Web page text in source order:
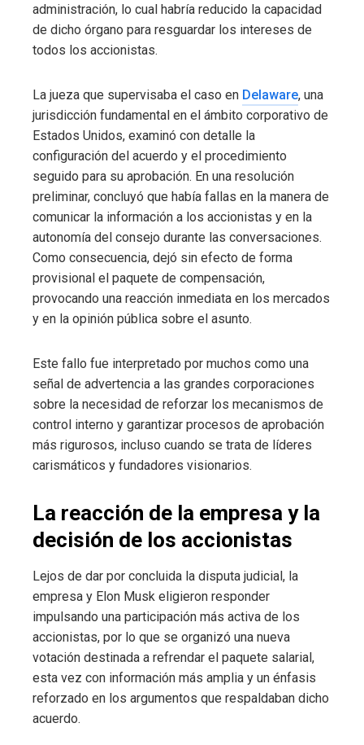
administración, lo cual habría reducido la capacidad
de dicho órgano para resguardar los intereses de
todos los accionistas.
La jueza que supervisaba el caso en Delaware, una
jurisdicción fundamental en el ámbito corporativo de
Estados Unidos, examinó con detalle la
configuración del acuerdo y el procedimiento
seguido para su aprobación. En una resolución
preliminar, concluyó que había fallas en la manera de
comunicar la información a los accionistas y en la
autonomía del consejo durante las conversaciones.
Como consecuencia, dejó sin efecto de forma
provisional el paquete de compensación,
provocando una reacción inmediata en los mercados
y en la opinión pública sobre el asunto.
Este fallo fue interpretado por muchos como una
señal de advertencia a las grandes corporaciones
sobre la necesidad de reforzar los mecanismos de
control interno y garantizar procesos de aprobación
más rigurosos, incluso cuando se trata de líderes
carismáticos y fundadores visionarios.
La reacción de la empresa y la
decisión de los accionistas
Lejos de dar por concluida la disputa judicial, la
empresa y Elon Musk eligieron responder
impulsando una participación más activa de los
accionistas, por lo que se organizó una nueva
votación destinada a refrendar el paquete salarial,
esta vez con información más amplia y un énfasis
reforzado en los argumentos que respaldaban dicho
acuerdo.